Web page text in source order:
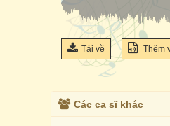
Tải về Thêm
Các ca sĩ khác